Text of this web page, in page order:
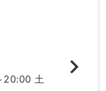
20:00 土